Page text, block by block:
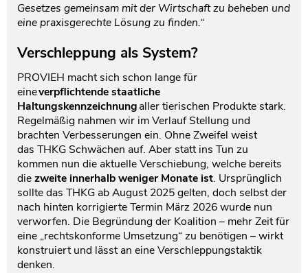
Gesetzes gemeinsam mit der Wirtschaft zu beheben und
eine praxisgerechte Lösung zu finden.“
Verschleppung als System?
PROVIEH macht sich schon lange für
eineverpflichtende staatliche
Haltungskennzeichnungaller tierischen Produkte stark.
Regelmäßig nahmen wir im Verlauf Stellung und
brachten Verbesserungen ein. Ohne Zweifel weist
das THKG Schwächen auf. Aber statt ins Tun zu
kommen nun die aktuelle Verschiebung, welche bereits
diezweite innerhalb weniger Monate ist. Ursprünglich
sollte das THKG ab August 2025 gelten, doch selbst der
nach hinten korrigierte Termin März 2026 wurde nun
verworfen. Die Begründung der Koalition – mehr Zeit für
eine „rechtskonforme Umsetzung“ zu benötigen – wirkt
konstruiert und lässt an eine Verschleppungstaktik
denken.